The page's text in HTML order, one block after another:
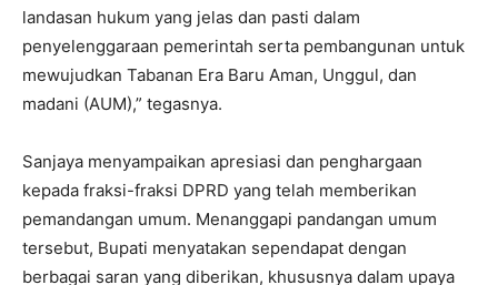
landasan hukum yang jelas dan pasti dalam
penyelenggaraan pemerintah serta pembangunan untuk
mewujudkan Tabanan Era Baru Aman, Unggul, dan
madani (AUM),” tegasnya.
Sanjaya menyampaikan apresiasi dan penghargaan
kepada fraksi-fraksi DPRD yang telah memberikan
pemandangan umum. Menanggapi pandangan umum
tersebut, Bupati menyatakan sependapat dengan
berbagai saran yang diberikan, khususnya dalam upaya